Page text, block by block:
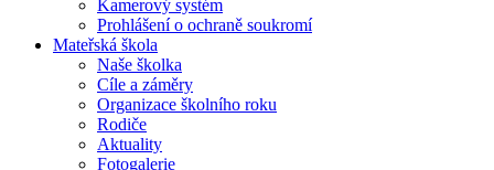
Kamerový systém
Prohlášení o ochraně soukromí
Mateřská škola
Naše školka
Cíle a záměry
Organizace školního roku
Rodiče
Aktuality
Fotogalerie